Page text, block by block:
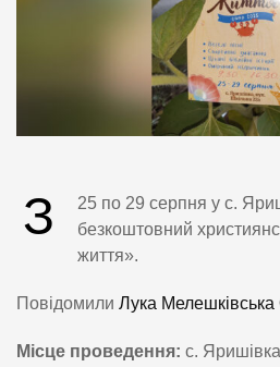
З
25 по 29 серпня у с.
безкоштовний
життя».
Повідомили Лука
Місце проведення: с.